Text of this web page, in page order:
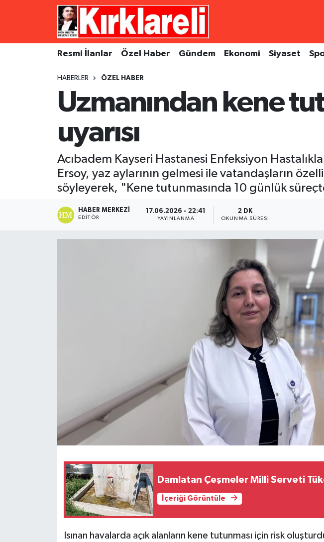
Resmi İlanlar Özel Haber Gündem Ekonomi Siyaset
HABERLER ÖZEL HABER
Uzmanından kene
uyarısı
Acıbadem Kayseri Hastanesi Enfeksiyon
Ersoy, yaz aylarının gelmesi ile vatandaşların
söyleyerek, "Kene tutunmasında 10 günlük
HABER MERKEZI
EDITÖR
17.06.2026 - 22:41
YAYINLANMA
2 DK
OKUNMA SÜRESI
Damlatan Çeşmeler Milli Serveti
İçeriği Görüntüle
Isınan havalarda açık alanların kene tutunması için risk
Resmi İlanlar
Ekonomi
Kültür Sanat
Magazin
Merkez Nöbetçi Eczaneler
Süper Lig Puan Durumu ve Fikstür
Tüm Manşetler
Son Dakika Haberleri
Haber Arşivi